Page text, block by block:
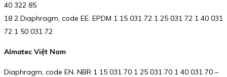
40 322 85
18 2 Diaphragm, code EE. EPDM 1 15 031 72 1 25 031 72 1 40 031
72 1 50 031 72
Almatec Việt Nam
Diaphragm, code EN. NBR 1 15 031 70 1 25 031 70 1 40 031 70 –